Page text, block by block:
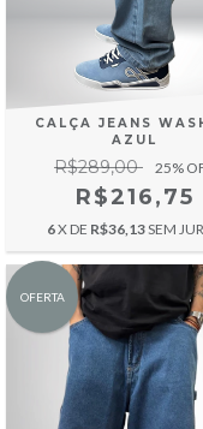
CALÇA JEANS
AZUL
R$289,00 25%
R$216,75
6X DE R$36,13SEM
OFERTA